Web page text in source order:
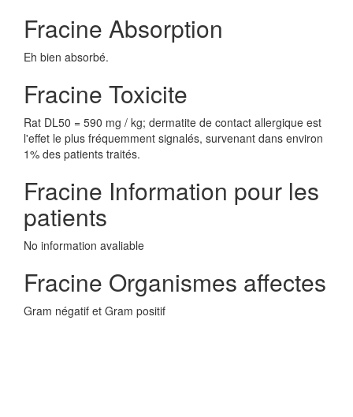
Fracine Absorption
Eh bien absorbé.
Fracine Toxicite
Rat DL50 = 590 mg / kg; dermatite de contact allergique est
l'effet le plus fréquemment signalés, survenant dans environ
1% des patients traités.
Fracine Information pour les
patients
No information avaliable
Fracine Organismes affectes
Gram négatif et Gram positif